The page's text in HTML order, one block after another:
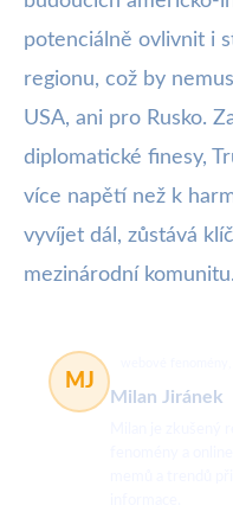
potenciálně ovlivnit i
regionu, což by
USA, ani pro Rusko.
diplomatické finesy,
více napětí než k
vyvíjet dál, zůstává
mezinárodní komunitu.
MJ
Milan Jiránek